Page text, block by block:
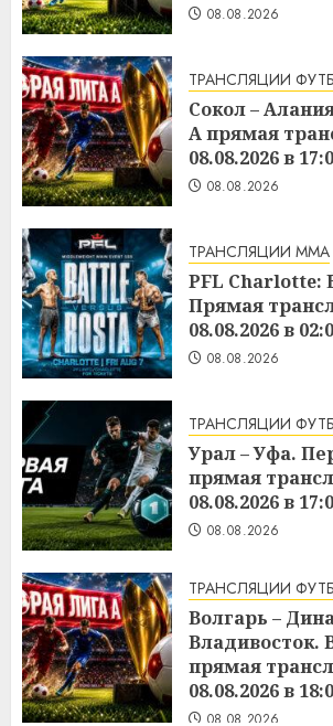
08.08.2026
ТРАНСЛЯЦИИ
Сокол –
А прямая
08.08.2026 в
08.08.2026
ТРАНСЛЯЦИИ ММА
PFL Charlotte:
Прямая
08.08.2026 в
08.08.2026
ТРАНСЛЯЦИИ
Урал – Уфа.
прямая
08.08.2026 в
08.08.2026
ТРАНСЛЯЦИИ
Волгарь –
Владивосток.
прямая
08.08.2026 в
08.08.2026